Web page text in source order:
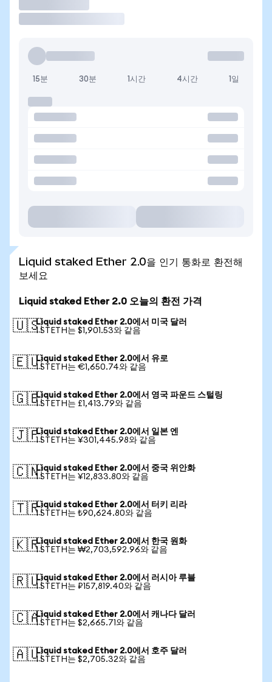
15분 30분 1시간 4시간 1일
Liquid staked Ether 2.0을 인기 통화로 환전해
보세요
Liquid staked Ether 2.0 오늘의 환전 가격
🇺🇸Liquid staked Ether 2.0에서 미국 달러
1 STETH는 $1,901.53와 같음
🇪🇺Liquid staked Ether 2.0에서 유로
1 STETH는 €1,650.74와 같음
🇬🇧Liquid staked Ether 2.0에서 영국 파운드 스털링
1 STETH는 £1,413.79와 같음
🇯🇵Liquid staked Ether 2.0에서 일본 엔
1 STETH는 ¥301,445.98와 같음
🇨🇳Liquid staked Ether 2.0에서 중국 위안화
1 STETH는 ¥12,833.80와 같음
🇹🇷Liquid staked Ether 2.0에서 터키 리라
1 STETH는 ₺90,624.80와 같음
🇰🇷Liquid staked Ether 2.0에서 한국 원화
1 STETH는 ₩2,703,592.96와 같음
🇷🇺Liquid staked Ether 2.0에서 러시아 루블
1 STETH는 ₽157,819.40와 같음
🇨🇦Liquid staked Ether 2.0에서 캐나다 달러
1 STETH는 $2,665.71와 같음
🇦🇺Liquid staked Ether 2.0에서 호주 달러
1 STETH는 $2,705.32와 같음